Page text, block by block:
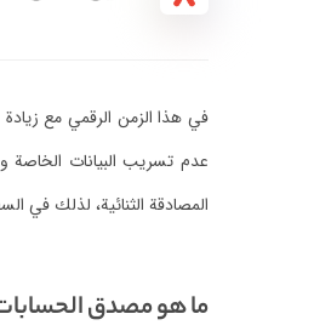
في هذا الزمن الرقمي مع زيادة
عدم تسريب البيانات
المصادقة الثنائية، لذلك في
ما هو مصدق